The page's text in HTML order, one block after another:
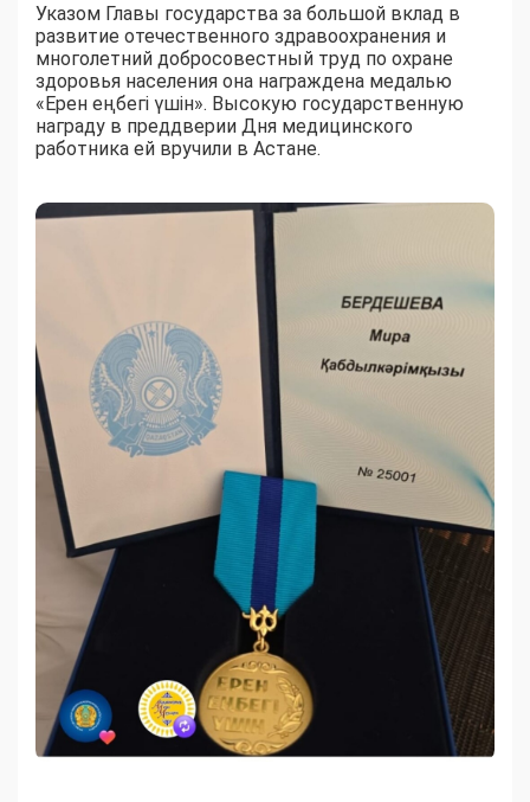
Указом Главы государства за большой вклад в
развитие отечественного здравоохранения и
многолетний добросовестный труд по охране
здоровья населения она награждена медалью
«Ерен еңбегі үшін». Высокую государственную
награду в преддверии Дня медицинского
работника ей вручили в Астане.